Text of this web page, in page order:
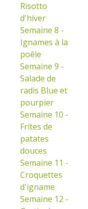
Risotto
d'hiver
Semaine 8 -
Ignames à la
poêle
Semaine 9 -
Salade de
radis Blue et
pourpier
Semaine 10 -
Frites de
patates
douces
Semaine 11 -
Croquettes
d'igname
Semaine 12 -